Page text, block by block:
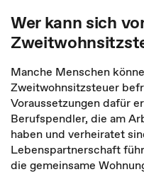
Wer kann sich
Manche Menschen
Zweitwohnsitzsteuer
Voraussetzungen dafür
Berufspendler, die am
haben und verheiratet
Lebenspartnerschaft
die gemeinsame